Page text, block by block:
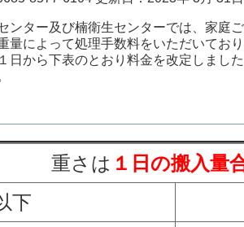
ンター及び楠衛生センターでは、家庭ご
量によって処理手数料をいただいており
日から下表のとおり料金を改定しました
重さは １日の搬入量
下